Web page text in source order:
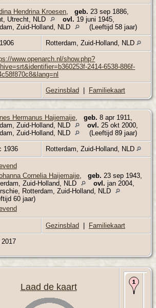
Hendrina Kroesen geb. 23 sep 1886,
Utrecht, NLD
ovl. 19 juni 1945,
Zuid-Holland, NLD
(Leeftijd 58 jaar)
Rotterdam, Zuid-Holland, NLD
www.openarch.nl/show.php?
2414-6538-886f-
Gezinsblad | Familiekaart
Hermanus Haijemaije geb. 8 apr 1911,
Zuid-Holland, NLD
ovl. 25 okt 2000,
Zuid-Holland, NLD
(Leeftijd 89 jaar)
1936 Rotterdam, Zuid-Holland, NLD
Cornelia Haijemaije geb. 23 sep 1943,
Zuid-Holland, NLD
ovl. jan 2004,
Rotterdam, Zuid-Holland, NLD
60 jaar)
Gezinsblad | Familiekaart
2017
Laad de kaart